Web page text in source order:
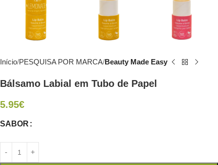
Início PESQUISA POR MARCA Beauty Made Easy
Bálsamo Labial em Tubo de Papel
5.95€
SABOR